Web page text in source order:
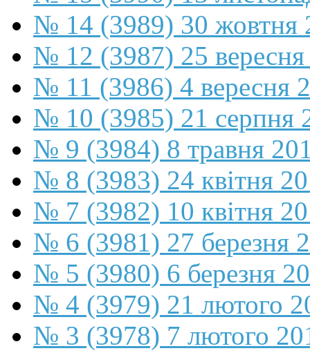
№ 14 (3989) 30 жовтня
№ 12 (3987) 25
№ 11 (3986) 4 вересня
№ 10 (3985) 21 серпня
№ 9 (3984) 8 травня
№ 8 (3983) 24 квітня
№ 7 (3982) 10 квітня
№ 6 (3981) 27 березня
№ 5 (3980) 6 березня
№ 4 (3979) 21 лютого
№ 3 (3978) 7 лютого